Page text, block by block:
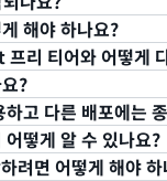
다. 이러한 기능
히 가장 가까운 엣
화된 서비스 구성,
개별 서비스 기능에
거나 예측 가능한
배포를 통해서만
절감 기능, 추가적
니다.
의 데이터 전송 비
Gateway와 같
, 요금제 가격으로
제를 생성할 수 있습
용 허용량에 포함되
두 포함됩니다.
해야 하나요?
중하도록 WAF 보
포함되지 않으므로,
턴을 차단하거나,
터링할 수 있습니다.
리 티어와 어떻게
DNS, DDoS
결합해 제공합니
이 부과되지 않습
?
약정을 할 필요가
갱신됩니다. 언제든
고 다른 배포에는
요금 모델을 선택
떻게 알 수 있나요?
려면 어떻게 해야 하